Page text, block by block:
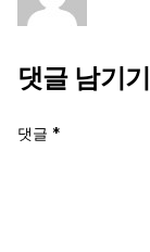
댓글 남기기
댓글 *